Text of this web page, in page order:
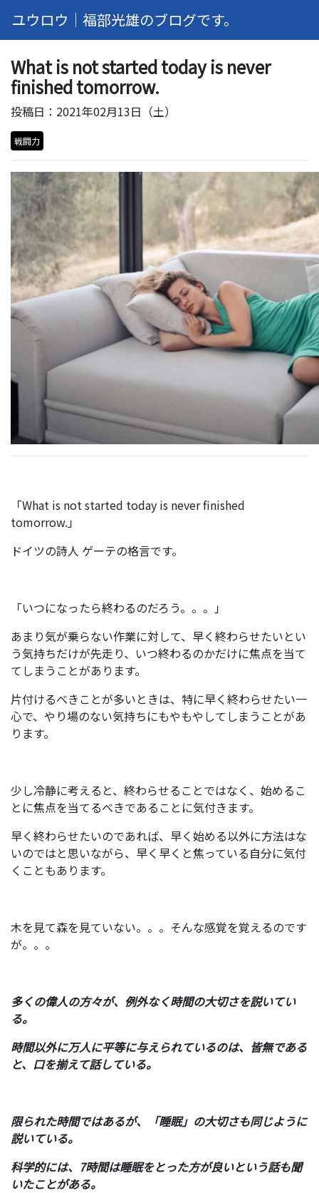
ユウロウ｜福部光雄のブログです。
What is not started today is never
finished tomorrow.
投稿日：2021年02月13日（土）
戦闘力
「What is not started today is never finished
tomorrow.」
ドイツの詩人 ゲーテの格言です。
「いつになったら終わるのだろう。。。」
あまり気が乗らない作業に対して、早く終わらせたいとい
う気持ちだけが先走り、いつ終わるのかだけに焦点を当て
てしまうことがあります。
片付けるべきことが多いときは、特に早く終わらせたい一
心で、やり場のない気持ちにもやもやしてしまうことがあ
ります。
少し冷静に考えると、終わらせることではなく、始めるこ
とに焦点を当てるべきであることに気付きます。
早く終わらせたいのであれば、早く始める以外に方法はな
いのではと思いながら、早く早くと焦っている自分に気付
くこともあります。
木を見て森を見ていない。。。そんな感覚を覚えるのです
が。。。
多くの偉人の方々が、例外なく時間の大切さを説いてい
る。
時間以外に万人に平等に与えられているのは、皆無である
と、口を揃えて話している。
限られた時間ではあるが、「睡眠」の大切さも同じように
説いている。
科学的には、7時間は睡眠をとった方が良いという話も聞
いたことがある。